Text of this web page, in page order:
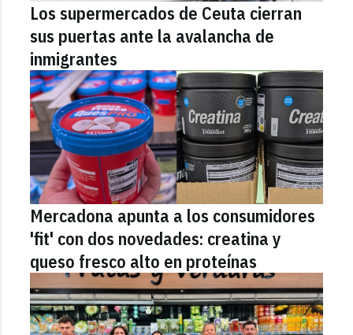
Los supermercados de Ceuta cierran
sus puertas ante la avalancha de
inmigrantes
Mercadona apunta a los consumidores
'fit' con dos novedades: creatina y
queso fresco alto en proteínas